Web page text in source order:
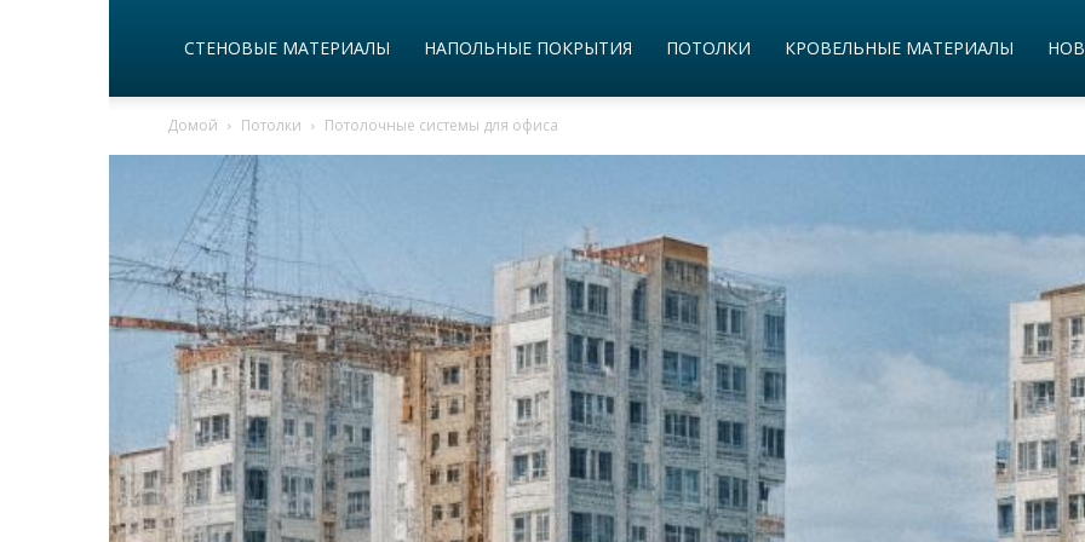
СТЕНОВЫЕ МАТЕРИАЛЫ НАПОЛЬНЫЕ ПОКРЫТИЯ ПОТОЛКИ КРОВЕЛЬНЫЕ МАТЕРИАЛЫ
Домой Потолки Потолочные системы для офиса